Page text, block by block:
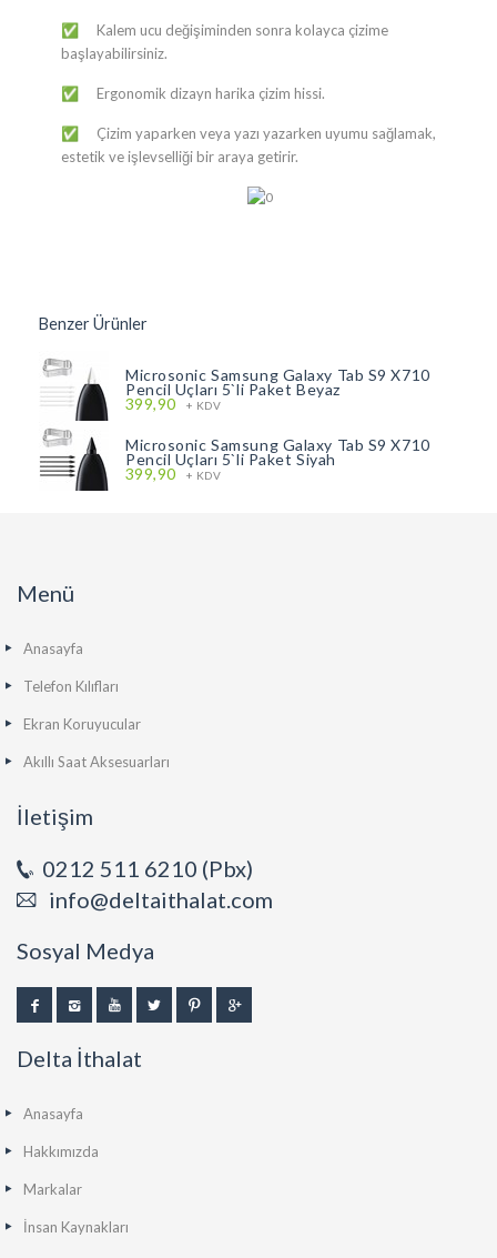
✅ ​​​Kalem ucu değişiminden sonra kolayca çizime
başlayabilirsiniz.
✅ ​​​Ergonomik dizayn harika çizim hissi.
✅ ​​​Çizim yaparken veya yazı yazarken uyumu sağlamak,
estetik ve işlevselliği bir araya getirir.
Benzer Ürünler
Microsonic Samsung Galaxy Tab S9 X710
Pencil Uçları 5`li Paket Beyaz
399,90 + KDV
Microsonic Samsung Galaxy Tab S9 X710
Pencil Uçları 5`li Paket Siyah
399,90 + KDV
Menü
Anasayfa
Telefon Kılıfları
Ekran Koruyucular
Akıllı Saat Aksesuarları
İletişim
0212 511 6210 (Pbx)
info@deltaithalat.com
Sosyal Medya
Delta İthalat
Anasayfa
Hakkımızda
Markalar
İnsan Kaynakları